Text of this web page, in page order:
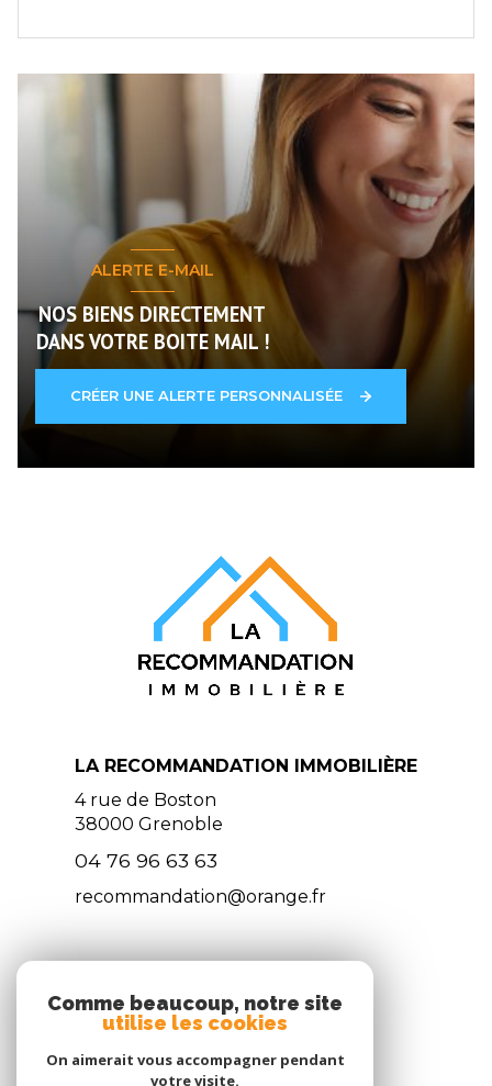
ALERTE E-MAIL
NOS BIENS DIRECTEMENT
DANS VOTRE BOITE MAIL !
CRÉER UNE ALERTE PERSONNALISÉE
LA RECOMMANDATION IMMOBILIÈRE
4 rue de Boston
38000 Grenoble
04 76 96 63 63
recommandation@orange.fr
NOUS SUIVRE
Comme beaucoup, notre site
utilise les cookies
On aimerait vous accompagner pendant
votre visite.